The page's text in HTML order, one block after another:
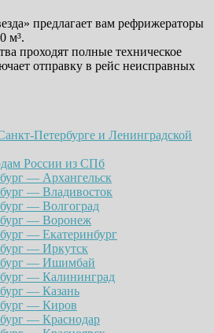
предлагает вам рефрижераторы
м³.
проходят полные техническое
отправку в рейс неисправных
Петербурге и Ленинградской
России из СПб
— Архангельск
— Владивосток
— Волгоград
— Воронеж
— Екатеринбург
— Иркутск
— Ишимбай
— Калининград
— Казань
— Киров
— Краснодар